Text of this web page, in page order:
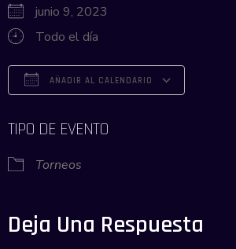
junio 9, 2023
Todo el día
AÑADIR AL CALENDARIO
TIPO DE EVENTO
Torneos
Deja Una Respuesta